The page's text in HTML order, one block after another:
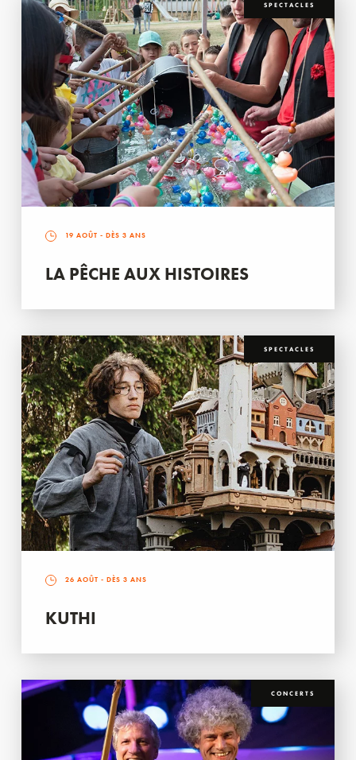
SPECTACLES
19 AOÛT - DÈS 3 ANS
LA PÊCHE AUX HISTOIRES
SPECTACLES
26 AOÛT - DÈS 3 ANS
KUTHI
CONCERTS